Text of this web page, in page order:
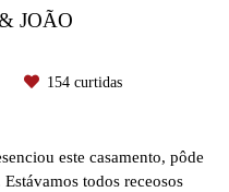
JOÃO
154 curtidas
este casamento, pôde
todos receosos